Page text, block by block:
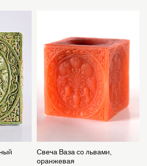
Свеча Ваза со львами,
оранжевая